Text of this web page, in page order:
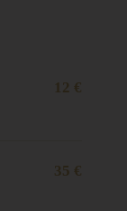
12 €
35 €